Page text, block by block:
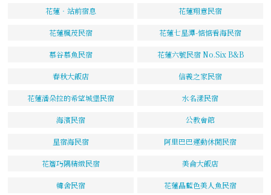
花蓮‧站前宿息 花蓮翔意民宿
花蓮楓茂民宿 花蓮七星潭-惦惦看海民宿
慕谷慕魚民宿 花蓮六號民宿 No.Six B&B
春秋大飯店 信義之家民宿
花蓮潘朵拉的希望城堡民宿 水名漾民宿
海濱民宿 公教會館
星宿海民宿 阿里巴巴運動休閒民宿
花簷巧隅精緻民宿 美侖大飯店
韓舍民宿 花蓮晶藍色美人魚民宿